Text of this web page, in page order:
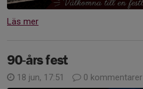
Läs mer
90-års fest
18 jun, 17:51 0 kommentarer